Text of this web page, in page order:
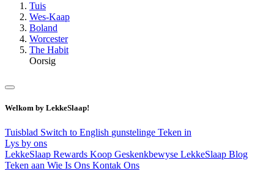
Tuis
Wes-Kaap
Boland
Worcester
The Habit
Oorsig
Welkom by LekkeSlaap!
Tuisblad Switch to English gunstelinge Teken in
Lys by ons
LekkeSlaap Rewards Koop Geskenkbewyse LekkeSlaap Blog
Teken aan Wie Is Ons Kontak Ons